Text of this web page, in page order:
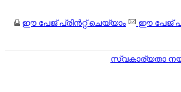
ഈ പേജ് പ്രിന്‍റ്റ് ചെയ്യാം ഈ പേജ്
സ്വകാര്യതാ